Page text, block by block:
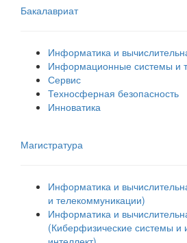
Бакалавриат
Информатика и
Информационные системы и
Сервис
Техносферная безопасность
Инноватика
Магистратура
Информатика и
и телекоммуникации)
Информатика и
(Киберфизические системы и